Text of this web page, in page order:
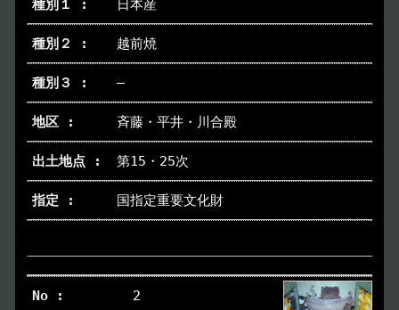
トップページ
本日の博物館
日本産
越前焼
―
斉藤・平井・川合殿
第15・25次
国指定重要文化財
2